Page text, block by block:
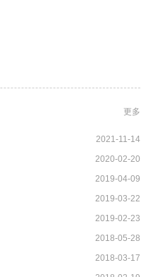
更多
2021-11-14
2020-02-20
2019-04-09
2019-03-22
2019-02-23
2018-05-28
2018-03-17